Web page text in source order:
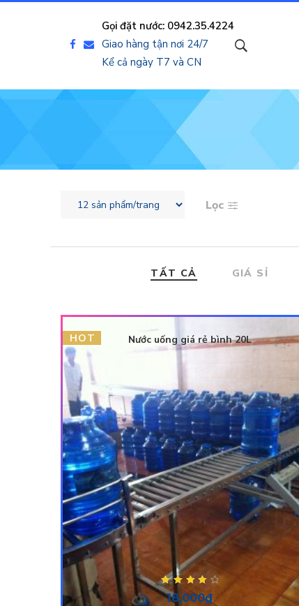
Gọi đặt nước: 0942.35.4224
Giao hàng tận nơi 24/7
Kể cả ngày T7 và CN
Lọc
TẤT CẢ GIÁ SỈ
HOT Nước uống giá rẻ bình 20L
Được xếp
hạng4.005
18,000₫